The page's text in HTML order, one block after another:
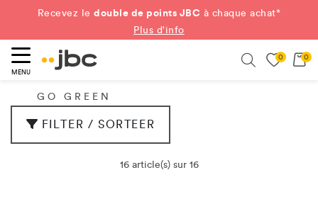
Recevez ledouble de points JBC à chaque achat*
Plus d'info
MENU
0 0
GO GREEN
FILTER / SORTEER
16 article(s) sur 16